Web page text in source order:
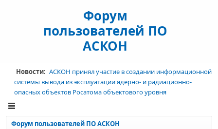
Форум
пользователей ПО
АСКОН
Новости: АСКОН принял участие в создании информационной
системы вывода из эксплуатации ядерно- и радиационно-
опасных объектов Росатома объектового уровня
Форум пользователей ПО АСКОН